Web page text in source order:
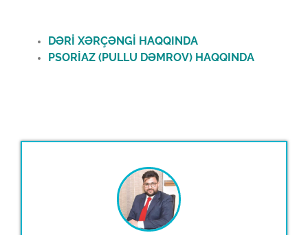
DƏRİ XƏRÇƏNGİ HAQQINDA
PSORİAZ (PULLU DƏMROV) HAQQINDA